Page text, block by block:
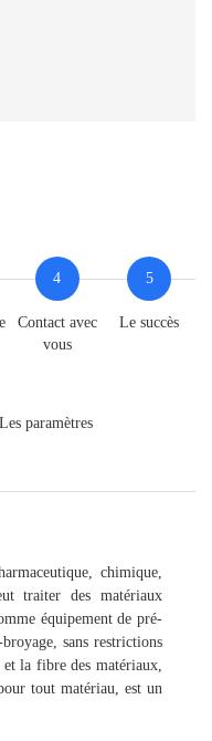
4
Contact avec
vous
5
Le succès
Les paramètres
chimique,
traiter des matériaux
équipement de pré-
sans restrictions
la fibre des matériaux,
tout matériau, est un